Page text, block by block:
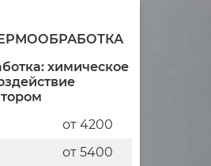
химическое
от 4200
от 5400